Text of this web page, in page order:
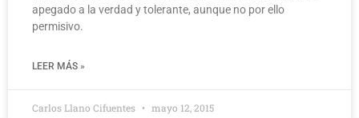
apegado a la verdad y tolerante, aunque no por ello
permisivo.
LEER MÁS »
Carlos Llano Cifuentes mayo 12, 2015